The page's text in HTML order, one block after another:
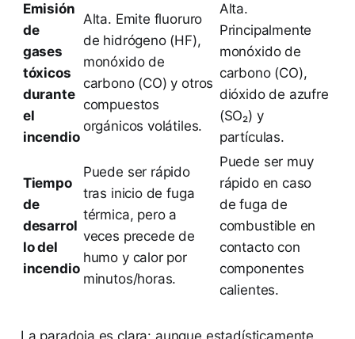
Emisión
de
gases
tóxicos
durante
el
incendio
Alta. Emite fluoruro
de hidrógeno (HF),
monóxido de
carbono (CO) y otros
compuestos
orgánicos volátiles.
Alta.
Principalmente
monóxido de
carbono (CO),
dióxido de azufre
(SO₂) y
partículas.
Tiempo
de
desarrol
lo del
incendio
Puede ser rápido
tras inicio de fuga
térmica, pero a
veces precede de
humo y calor por
minutos/horas.
Puede ser muy
rápido en caso
de fuga de
combustible en
contacto con
componentes
calientes.